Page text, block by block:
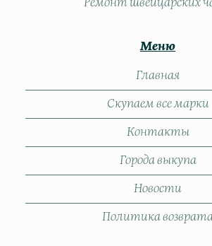
Ремонт швейцарских
Меню
Главная
Скупаем все марки
Контакты
Города выкупа
Новости
Политика